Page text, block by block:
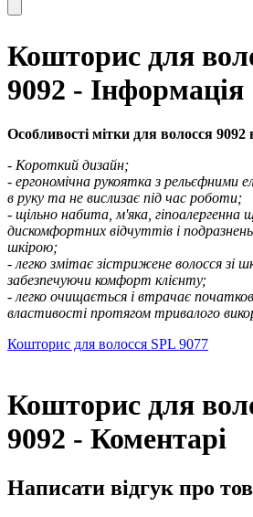
Кошторис для
9092 - Інформація
Особливості мітки для волосся 9092
- Короткий дизайн;
- ергономічна рукоятка з рельєфними
в руку та не вислизає під час роботи;
- щільно набита, м'яка, гіпоалергенна
дискомфортних відчуттів і
шкірою;
- легко змітає зістрижене волосся зі
забезпечуючи комфорт клієнту;
- легко очищається і втрачає
властивості протягом тривалого
Кошторис для волосся SPL 9077
Кошторис для
9092 - Коментарі
Написати відгук про